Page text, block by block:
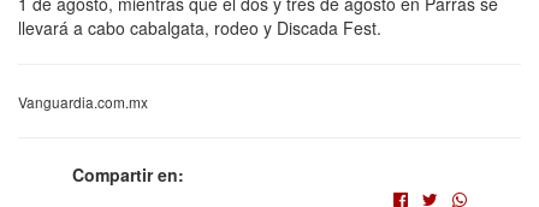
llevará a cabo cabalgata, rodeo y Discada Fest.
Vanguardia.com.mx
Compartir en: